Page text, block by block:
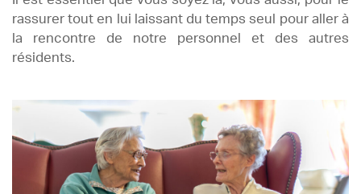
rassurer tout en lui laissant du temps seul pour aller à
la rencontre de notre personnel et des autres
résidents.